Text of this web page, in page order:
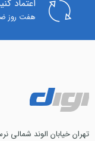
اعتماد
هفت روز
تهران خیابان الوند شمالی